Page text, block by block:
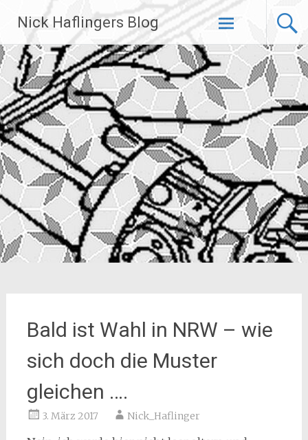
Inhalt
springen
Nick Haflingers Blog
Bald ist Wahl in NRW – wie
sich doch die Muster
gleichen ….
3. März 2017 Nick_Haflinger